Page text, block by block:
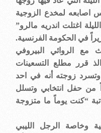
اصابعه لمخدع الزوجية
اغتلت اندريه مالرو”
في الحكومة الفرنسية.
مع الروائي البيروفي
قرر مطلع التسعينات
زوجته أنه في احد
من حفل انتخابي وتسلل
“كنت يوماً ما متزوجة
وخاصة الرجل الليبي